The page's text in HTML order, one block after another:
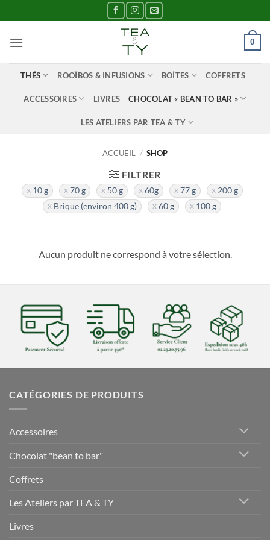
au
contenu
0
THÉS ROOÏBOS & INFUSIONS BOÎTES COFFRETS
ACCESSOIRES LIVRES CHOCOLAT « BEAN TO BAR »
LES ATELIERS PAR TEA & TY
ACCUEIL / SHOP
FILTRER
10 g 70 g 50 g 60g 77 g
200 g
Brique (environ 400 g)
60 g 100 g
Aucun produit ne correspond à votre sélection.
CATÉGORIES DE PRODUITS
Accessoires
Chocolat "bean to bar"
Coffrets
Les Ateliers par TEA & TY
Livres